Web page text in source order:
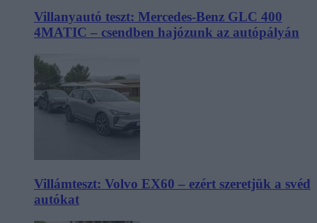
Villanyautó teszt: Mercedes-Benz GLC 400
4MATIC – csendben hajózunk az autópályán
Villámteszt: Volvo EX60 – ezért szeretjük a svéd
autókat